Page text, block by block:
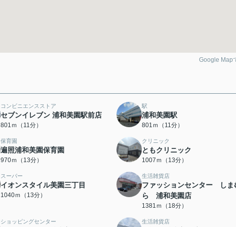
Google Map
コンビニエンスストア
セブンイレブン 浦和美園駅前店
801ｍ（11分）
駅
浦和美園駅
801ｍ（11分）
保育園
遍照浦和美園保育園
970ｍ（13分）
クリニック
ともクリニック
1007ｍ（13分）
スーパー
イオンスタイル美園三丁目
1040ｍ（13分）
生活雑貨店
ファッションセンター しま
ら 浦和美園店
1381ｍ（18分）
ショッピングセンター 生活雑貨店